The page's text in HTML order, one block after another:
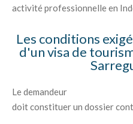
activité professionnelle en
Les conditions
d'un visa de
Le demandeur
doit constituer un dossier